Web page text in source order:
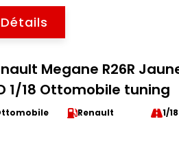
Détails
Megane R26R
1/18 Ottomobile tuning
Renault 1/18